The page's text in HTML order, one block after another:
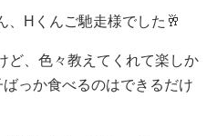
、Hくんご馳走様でした🥂
ど、色々教えてくれて楽しか
っか食べるのはできるだけ